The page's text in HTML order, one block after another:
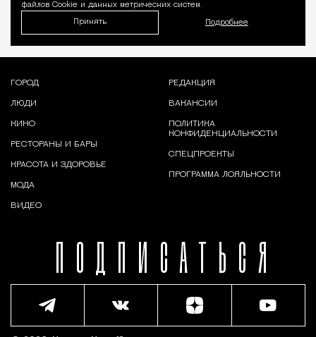
файлов Cookie и данных метрических систем.
Принять Подробнее
ПОДПИСАТЬСЯ
ГОРОД
ЛЮДИ
КИНО
РЕСТОРАНЫ И БАРЫ
КРАСОТА И ЗДОРОВЬЕ
МОДА
ВИДЕО
РЕДАКЦИЯ
ВАКАНСИИ
ПОЛИТИКА
КОНФИДЕНЦИАЛЬНОСТИ
СПЕЦПРОЕКТЫ
ПРОГРАММА ЛОЯЛЬНОСТИ